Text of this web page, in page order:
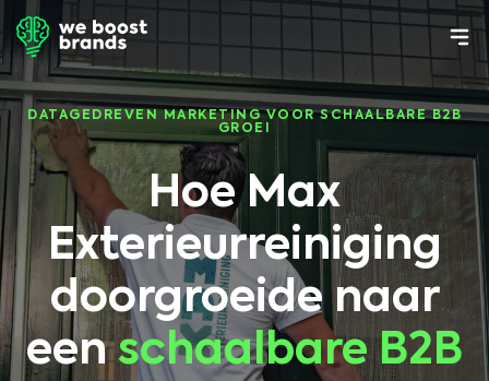
DATAGEDREVEN MARKETING VOOR SCHAALBARE B2B
GROEI
Hoe Max
Exterieurreiniging
doorgroeide naar
eenschaalbare B2B